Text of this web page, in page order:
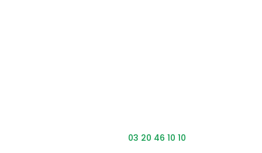
03 20 46 10 10